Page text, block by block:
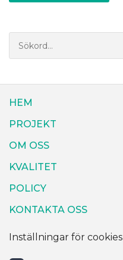
HEM
PROJEKT
OM OSS
KVALITET
POLICY
KONTAKTA OSS
Inställningar för cookies